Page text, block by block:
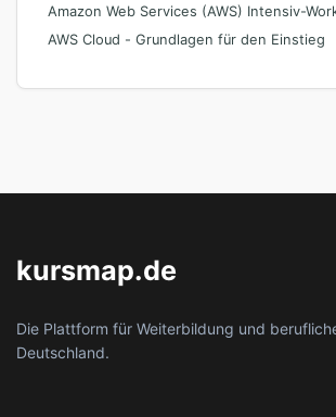
Amazon Web Services (AWS) Intensiv-
AWS Cloud - Grundlagen für den Einstieg
kursmap.de
Die Plattform für Weiterbildung und
Deutschland.